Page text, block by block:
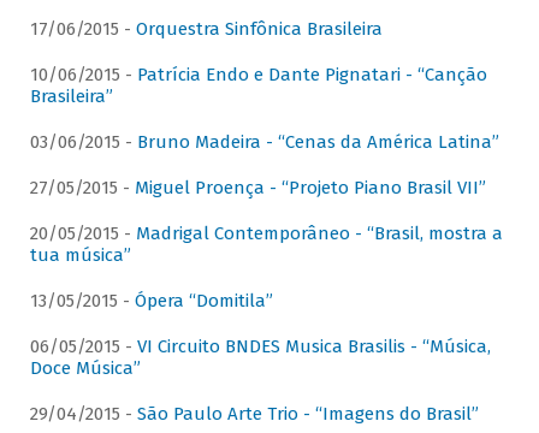
17/06/2015 - Orquestra Sinfônica Brasileira
10/06/2015 - Patrícia Endo e Dante Pignatari - “Canção
Brasileira”
03/06/2015 - Bruno Madeira - “Cenas da América Latina”
27/05/2015 - Miguel Proença - “Projeto Piano Brasil VII”
20/05/2015 - Madrigal Contemporâneo - “Brasil, mostra a
tua música”
13/05/2015 - Ópera “Domitila”
06/05/2015 - VI Circuito BNDES Musica Brasilis - “Música,
Doce Música”
29/04/2015 - São Paulo Arte Trio - “Imagens do Brasil”